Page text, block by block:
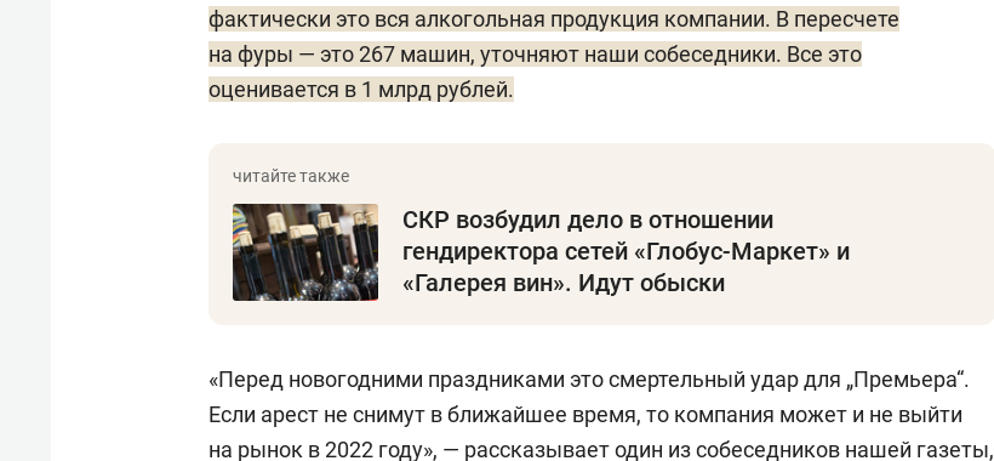
фактически это вся алкогольная продукция компании. В пересчете
на фуры — это 267 машин, уточняют наши собеседники. Все это
оценивается в 1 млрд рублей.
СКР возбудил дело в отношении
гендиректора сетей «Глобус-Маркет» и
«Галерея вин». Идут обыски
«Перед новогодними праздниками это смертельный удар для „Премьера“.
Если арест не снимут в ближайшее время, то компания может и не выйти
на рынок в 2022 году», — рассказывает один из собеседников нашей газеты,